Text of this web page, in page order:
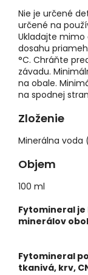
Nie je určené
určené na
Ukladajte mimo
dosahu
°C. Chráňte
závadu.
na obale.
na spodnej
Zloženie
Minerálna voda
Objem
100 ml
Fytomineral
minerálov
Fytomineral
tkanivá, krv,